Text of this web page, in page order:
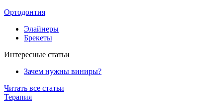
Ортодонтия
Элайнеры
Брекеты
Интересные статьи
Зачем нужны виниры?
Читать все статьи
Терапия